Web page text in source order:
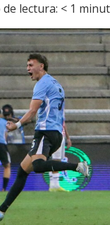
lectura: < 1